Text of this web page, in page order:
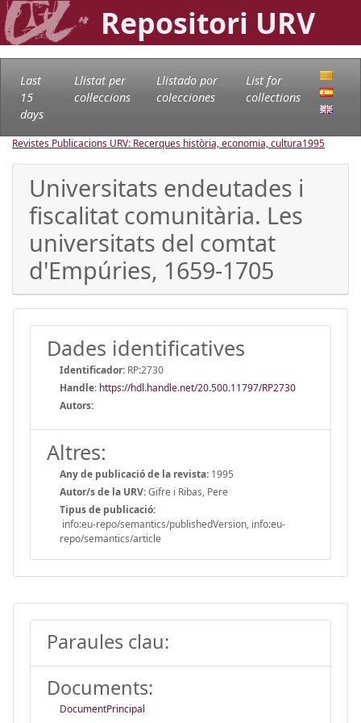
Repositori URV
Last
15
days
Llistat per
col·leccions
Llistado por
colecciones
List for
collections
Revistes Publicacions URV: Recerques història, economia, cultura1995
Universitats endeutades i
fiscalitat comunitària. Les
universitats del comtat
d'Empúries, 1659-1705
Dades identificatives
Identificador: RP:2730
Handle: https://hdl.handle.net/20.500.11797/RP2730
Autors:
Altres:
Any de publicació de la revista: 1995
Autor/s de la URV:Gifre i Ribas, Pere
Tipus de publicació:
info:eu-repo/semantics/publishedVersion, info:eu-
repo/semantics/article
Paraules clau:
Documents:
DocumentPrincipal